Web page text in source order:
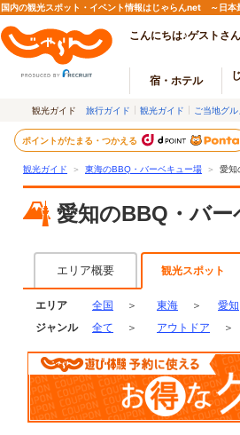
国内の観光スポット・イベント情報はじゃらんnet ～日本
こんにちは♪ゲストさん
宿・ホテル
観光ガイド 旅行ガイド 観光ガイド ご当地グ
ポイントがたまる・つかえる
観光ガイド ＞ 東海のBBQ・バーベキュー場 ＞ 愛知
愛知のBBQ・バー
エリア概要 観光スポット
エリア 全国 ＞ 東海 ＞ 愛知
ジャンル
全て ＞ アウトドア ＞